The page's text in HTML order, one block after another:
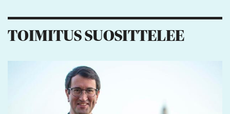
TOIMITUS SUOSITTELEE